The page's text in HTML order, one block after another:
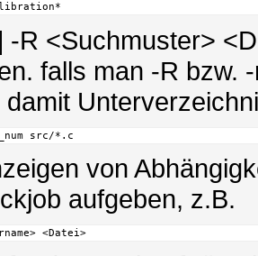
-R <Suchmuster>
falls man -R bzw.
damit
src/*.c
von
aufgeben, z.B.
<Datei>